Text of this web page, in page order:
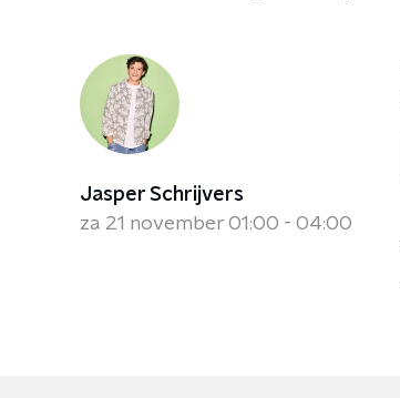
Jasper Schrijvers
za 21 november 01:00 - 04:00